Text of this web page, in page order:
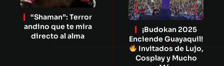
“Shaman”: Terror
andino que te mira
directo al alma
¡Budokan 2025
Enciende Guayaquil!
Invitados de Lujo,
Cosplay y Mucho